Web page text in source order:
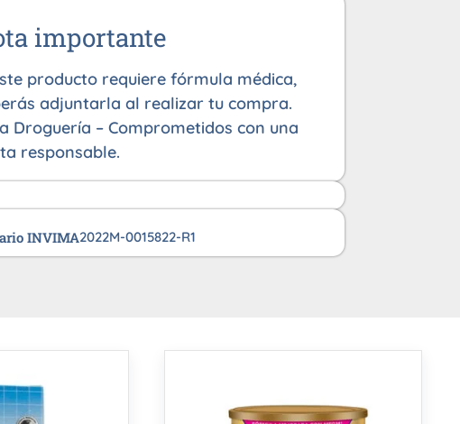
importante
producto requiere fórmula médica,
adjuntarla al realizar tu compra.
Droguería – Comprometidos con una
responsable.
INVIMA2022M-0015822-R1